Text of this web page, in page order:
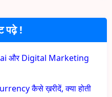
पढ़े !
और Digital Marketing
कैसे ख़रीदें, क्या होती